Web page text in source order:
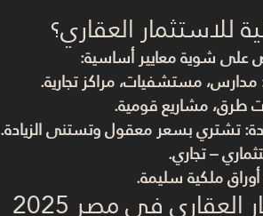
للاستثمار العقاري؟
على شوية معايير أساسية:
مستشفيات، مراكز تجارية.
طرق، مشاريع قومية.
: تشتري بسعر معقول وتستنى الزيادة.
– تجاري.
ملكية سليمة.
في مصر 2025